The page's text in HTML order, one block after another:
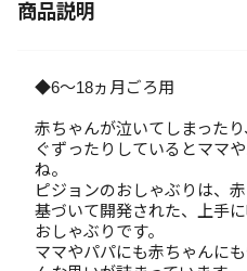
商品説明
◆6～18ヵ月ごろ用
赤ちゃんが泣いてしまったり
ぐずったりしているとママ
ね。
ピジョンのおしゃぶりは、
基づいて開発された、上手
おしゃぶりです。
ママやパパにも赤ちゃんに